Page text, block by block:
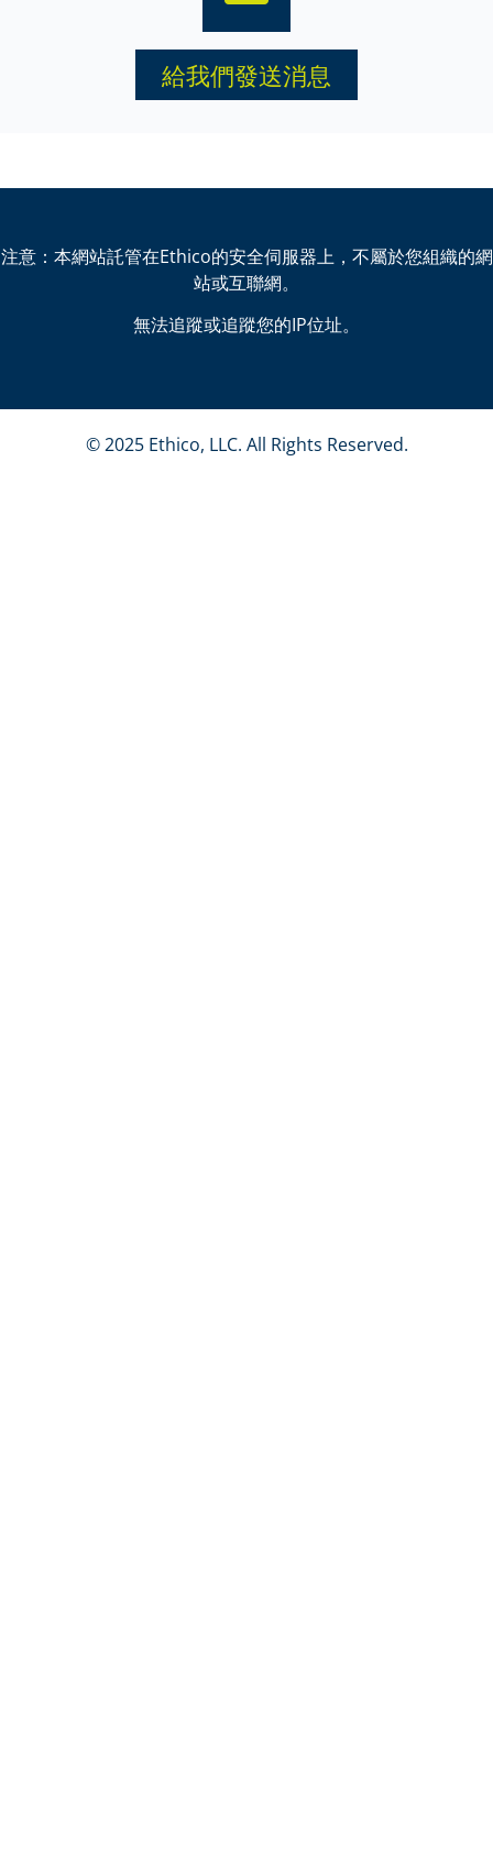
給我們發送消息
注意：本網站託管在Ethico的安全伺服器上，不屬於您組織的網
站或互聯網。
無法追蹤或追蹤您的IP位址。
© 2025 Ethico, LLC. All Rights Reserved.